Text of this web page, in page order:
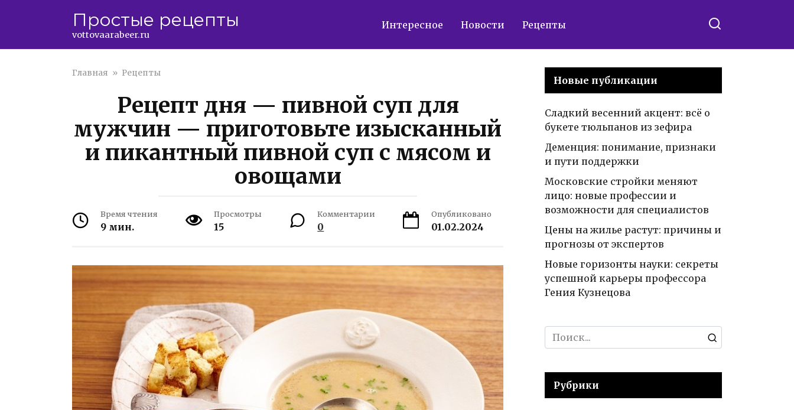
Простые рецепты
vottovaarabeer.ru
Интересное Новости Рецепты
Главная » Рецепты
Рецепт дня — пивной суп для
мужчин — приготовьте изысканный
и пикантный пивной суп с мясом и
овощами
Время чтения
9 мин.
Просмотры
15
Комментарии
0
Опубликовано
01.02.2024
Новые публикации
Сладкий весенний акцент: всё о
букете тюльпанов из зефира
Деменция: понимание, признаки
и пути поддержки
Московские стройки меняют
лицо: новые профессии и
возможности для специалистов
Цены на жилье растут: причины и
прогнозы от экспертов
Новые горизонты науки: секреты
успешной карьеры профессора
Гения Кузнецова
Search
for:
Рубрики